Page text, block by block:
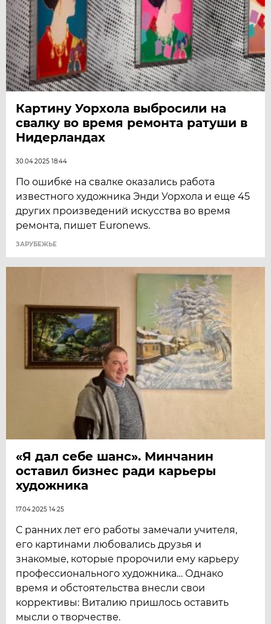
Картину Уорхола выбросили на
свалку во время ремонта ратуши в
Нидерландах
30.04.2025 18:44
По ошибке на свалке оказались работа
известного художника Энди Уорхола и еще 45
других произведений искусства во время
ремонта, пишет Euronews.
ЗАРУБЕЖЬЕ
«Я дал себе шанс». Минчанин
оставил бизнес ради карьеры
художника
17.04.2025 14:25
С ранних лет его работы замечали учителя,
его картинами любовались друзья и
знакомые, которые пророчили ему карьеру
профессионального художника… Однако
время и обстоятельства внесли свои
коррективы: Виталию пришлось оставить
мысли о творчестве.